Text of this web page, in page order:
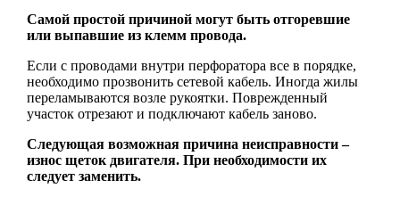
Самой простой причиной могут быть отгоревшие
или выпавшие из клемм провода.
Если с проводами внутри перфоратора все в порядке,
необходимо прозвонить сетевой кабель. Иногда жилы
переламываются возле рукоятки. Поврежденный
участок отрезают и подключают кабель заново.
Следующая возможная причина неисправности –
износ щеток двигателя. При необходимости их
следует заменить.